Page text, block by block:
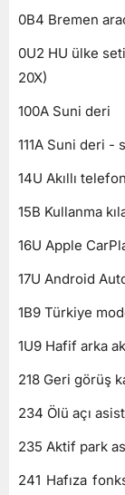
0B4 Bremen
0U2 HU ülke
20X)
100A Suni deri
111A Suni deri -
14U Akıllı
15B Kullanma
16U Apple
17U Android
1B9 Türkiye
1U9 Hafif arka
218 Geri görüş
234 Ölü açı
235 Aktif park
241 Hafıza